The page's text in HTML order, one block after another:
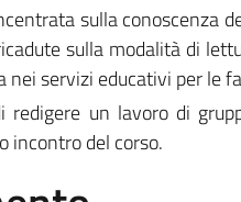
sulla conoscenza
sulla modalità di
nei servizi educativi per le
un lavoro di
incontro del corso.